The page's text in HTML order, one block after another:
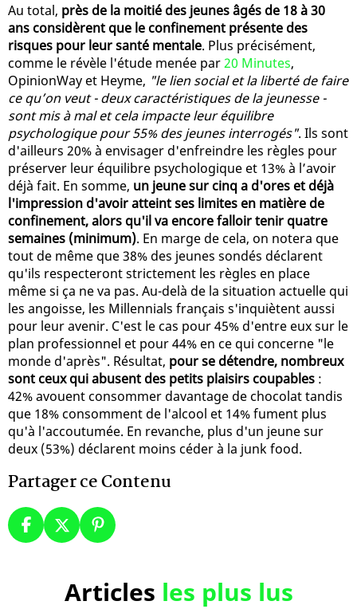
Au total, près de la moitié des jeunes âgés de 18 à 30
ans considèrent que le confinement présente des
risques pour leur santé mentale. Plus précisément,
comme le révèle l'étude menée par20 Minutes,
OpinionWay et Heyme, "le lien social et la liberté de faire
ce qu’on veut - deux caractéristiques de la jeunesse -
sont mis à mal et cela impacte leur équilibre
psychologique pour 55% des jeunes interrogés". Ils sont
d'ailleurs 20% à envisager d'enfreindre les règles pour
préserver leur équilibre psychologique et 13% à l’avoir
déjà fait. En somme, un jeune sur cinq a d'ores et déjà
l'impression d'avoir atteint ses limites en matière de
confinement, alors qu'il va encore falloir tenir quatre
semaines (minimum). En marge de cela, on notera que
tout de même que 38% des jeunes sondés déclarent
qu'ils respecteront strictement les règles en place
même si ça ne va pas. Au-delà de la situation actuelle qui
les angoisse, les Millennials français s'inquiètent aussi
pour leur avenir. C'est le cas pour 45% d'entre eux sur le
plan professionnel et pour 44% en ce qui concerne "le
monde d'après". Résultat, pour se détendre, nombreux
sont ceux qui abusent des petits plaisirs coupables :
42% avouent consommer davantage de chocolat tandis
que 18% consomment de l'alcool et 14% fument plus
qu'à l'accoutumée. En revanche, plus d'un jeune sur
deux (53%) déclarent moins céder à la junk food.
Partager ce Contenu
Articles les plus lus